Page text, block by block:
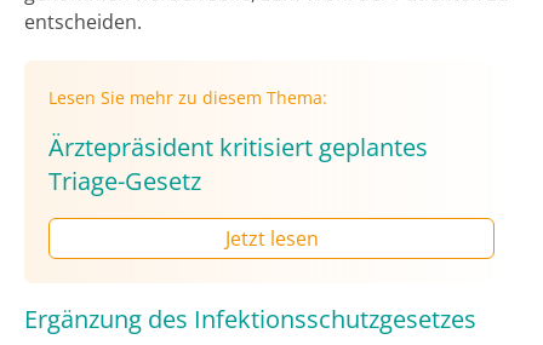
entscheiden.
Lesen Sie mehr zu diesem Thema:
Ärztepräsident kritisiert geplantes
Triage-Gesetz
Jetzt lesen
Ergänzung des Infektionsschutzgesetzes